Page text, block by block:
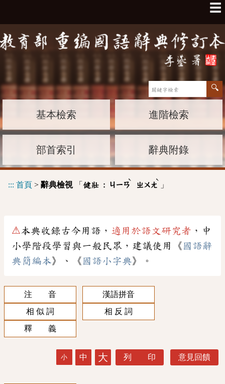
☰
基本檢索 進階檢索
部首索引 辭典附錄
::: 首頁 > 辭典檢視「 健壯 : ㄐㄧㄢ
ˋ
ㄓㄨㄤ
ˋ
」
⚠本典收錄古今用語， 適用於語文研究者 ，中
小學階段學習與一般民眾，建議使用《 國語辭
典簡編本》、《 國語小字典》。
注 音
漢語拼音
相 似 詞
相 反 詞
釋 義
小 中 大 列 印 意見回饋